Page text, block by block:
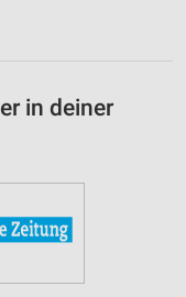
in deiner